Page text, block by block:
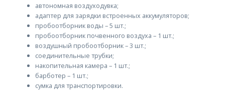
автономная воздуходувка;
адаптер для зарядки встроенных аккумуляторов;
пробоотборник воды – 5 шт.;
пробоотборник почвенного воздуха – 1 шт.;
воздушный пробоотборник – 3 шт.;
соединительные трубки;
накопительная камера – 1 шт.;
барботер – 1 шт.;
сумка для транспортировки.